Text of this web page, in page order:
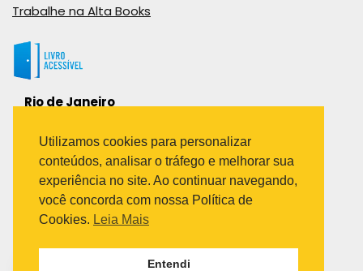
Trabalhe na Alta Books
Rio de Janeiro
Bairro Industrial do Jacaré
Rio de Janeiro – RJ – CEP: 20970-031
Telefone:
(21) 3278-8069
(21) 3995-7512
Utilizamos cookies para personalizar
conteúdos, analisar o tráfego e melhorar sua
experiência no site. Ao continuar navegando,
você concorda com nossa Política de
Cookies. Leia Mais
Entendi